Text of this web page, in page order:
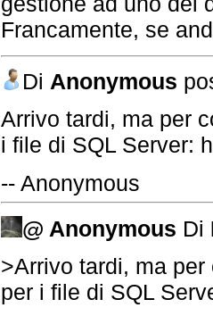
Francamente, se
Di Anonymous
Arrivo tardi, ma per
i file di SQL Server:
-- Anonymous
@ Anonymous Di
>Arrivo tardi, ma per
per i file di SQL